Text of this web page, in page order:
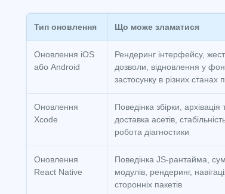
Тип оновлення Що може зламатися
Оновлення iOS
або Android
Рендеринг інтерфейсу,
дозволи, відновлення у
застосунку в різних станах
Оновлення
Xcode
Поведінка збірки, архівація
доставка асетів,
робота діагностики
Оновлення
React Native
Поведінка JS-рантайма,
модулів, рендеринг,
сторонніх пакетів